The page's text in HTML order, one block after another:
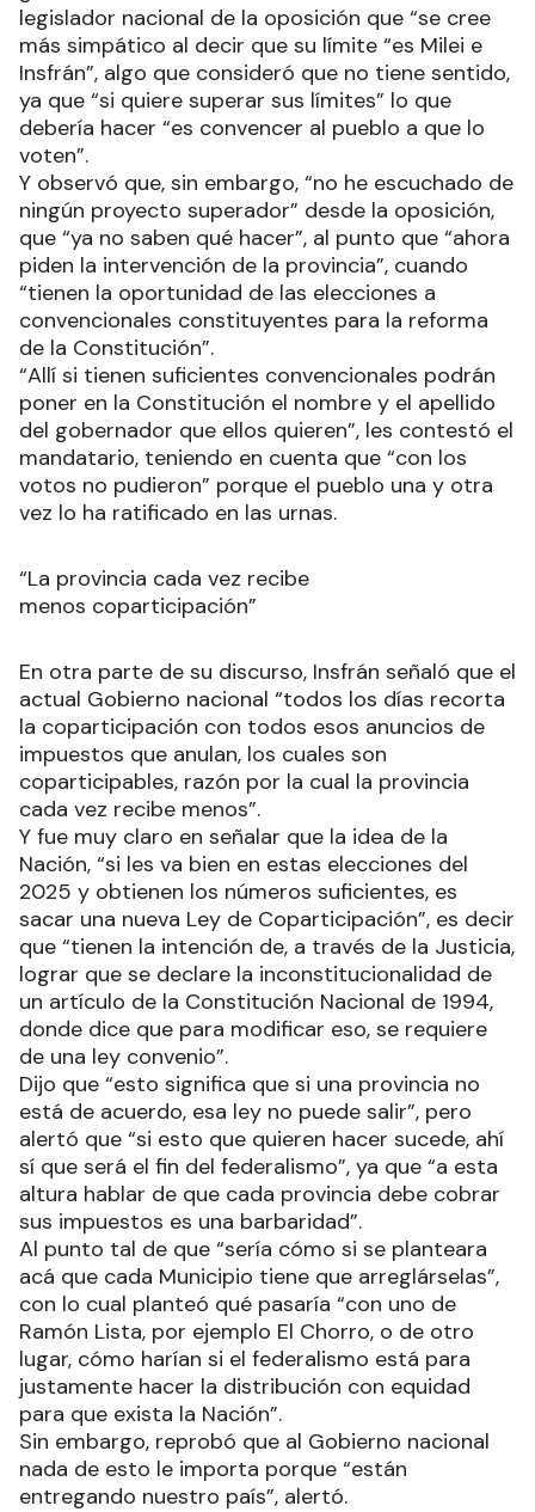
legislador nacional de la oposición que “se cree
más simpático al decir que su límite “es Milei e
Insfrán”, algo que consideró que no tiene sentido,
ya que “si quiere superar sus límites” lo que
debería hacer “es convencer al pueblo a que lo
voten”.
Y observó que, sin embargo, “no he escuchado de
ningún proyecto superador” desde la oposición,
que “ya no saben qué hacer”, al punto que “ahora
piden la intervención de la provincia”, cuando
“tienen la oportunidad de las elecciones a
convencionales constituyentes para la reforma
de la Constitución”.
“Allí si tienen suficientes convencionales podrán
poner en la Constitución el nombre y el apellido
del gobernador que ellos quieren”, les contestó el
mandatario, teniendo en cuenta que “con los
votos no pudieron” porque el pueblo una y otra
vez lo ha ratificado en las urnas.
“La provincia cada vez recibe
menos coparticipación”
En otra parte de su discurso, Insfrán señaló que el
actual Gobierno nacional “todos los días recorta
la coparticipación con todos esos anuncios de
impuestos que anulan, los cuales son
coparticipables, razón por la cual la provincia
cada vez recibe menos”.
Y fue muy claro en señalar que la idea de la
Nación, “si les va bien en estas elecciones del
2025 y obtienen los números suficientes, es
sacar una nueva Ley de Coparticipación”, es decir
que “tienen la intención de, a través de la Justicia,
lograr que se declare la inconstitucionalidad de
un artículo de la Constitución Nacional de 1994,
donde dice que para modificar eso, se requiere
de una ley convenio”.
Dijo que “esto significa que si una provincia no
está de acuerdo, esa ley no puede salir”, pero
alertó que “si esto que quieren hacer sucede, ahí
sí que será el fin del federalismo”, ya que “a esta
altura hablar de que cada provincia debe cobrar
sus impuestos es una barbaridad”.
Al punto tal de que “sería cómo si se planteara
acá que cada Municipio tiene que arreglárselas”,
con lo cual planteó qué pasaría “con uno de
Ramón Lista, por ejemplo El Chorro, o de otro
lugar, cómo harían si el federalismo está para
justamente hacer la distribución con equidad
para que exista la Nación”.
Sin embargo, reprobó que al Gobierno nacional
nada de esto le importa porque “están
entregando nuestro país”, alertó.